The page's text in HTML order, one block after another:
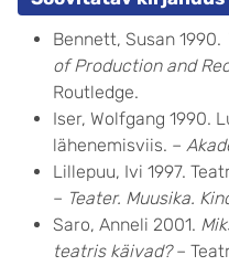
Bennett, Susan 1990.
of Production and
Routledge.
Iser, Wolfgang 1990.
lähenemisviis. –
Lillepuu, Ivi 1997.
– Teater. Muusika.
Saro, Anneli 2001.
teatris käivad?–